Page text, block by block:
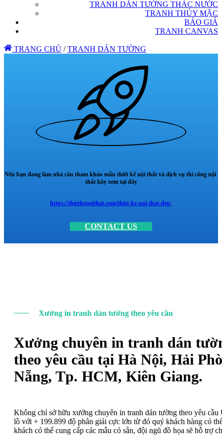
TRANH DÁN TƯỜNG THÁC NƯỚC
TRANH THỦY MẶC
BÁO GIÁ
TRANH CANVAS
TRANG CHỦ / TRANH DÁN TƯỜNG
Nếu bạn đang làm nhà cần tham khảo mẫu thiết kế nội thất và dịch vụ thi công nội
thất hãy xem tại đây
https://thietkenoithat.com/thiet-ke-noi-that-dep
CONTACT US
Xưởng in tranh dán tường theo yêu cầu
Xưởng chuyên in tranh dán
theo yêu cầu tại Hà Nội, Hải
Nẵng, Tp. HCM, Kiên Giang.
Không chỉ sở hữu xưởng chuyên in tranh dán tường theo yêu
lồ với + 199.899 độ phân giải cực lớn từ đó quý khách hàng có
khách có thể cung cấp các mẫu có sẵn, đội ngũ đồ họa sẽ hỗ trợ